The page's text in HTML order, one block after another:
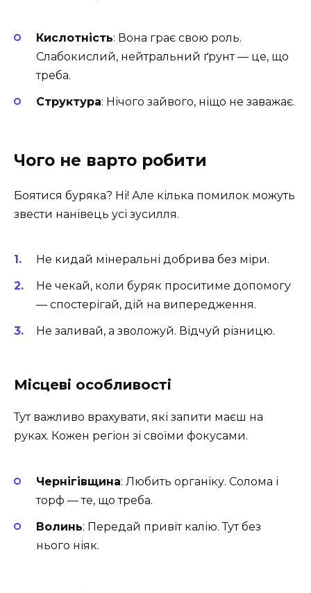
Кислотність: Вона грає свою роль.
Слабокислий, нейтральний ґрунт — це, що
треба.
Структура: Нічого зайвого, ніщо не заважає.
Чого не варто робити
Боятися буряка? Ні! Але кілька помилок можуть
звести нанівець усі зусилля.
Не кидай мінеральні добрива без міри.
Не чекай, коли буряк проситиме допомогу
— спостерігай, дій на випередження.
Не заливай, а зволожуй. Відчуй різницю.
Місцеві особливості
Тут важливо врахувати, які запити маєш на
руках. Кожен регіон зі своїми фокусами.
Чернігівщина: Любить органіку. Солома і
торф — те, що треба.
Волинь: Передай привіт калію. Тут без
нього ніяк.